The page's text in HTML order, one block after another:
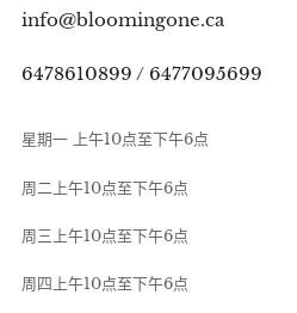
info@bloomingone.ca
6478610899 / 6477095699
星期一 上午10点至下午6点
周二上午10点至下午6点
周三上午10点至下午6点
周四上午10点至下午6点